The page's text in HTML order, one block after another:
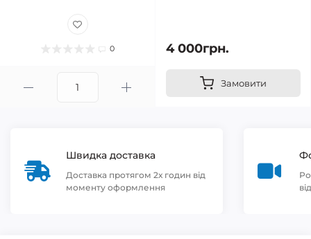
0 4 000грн.
Замовити
Швидка доставка
Доставка протягом 2х годин від
моменту оформлення